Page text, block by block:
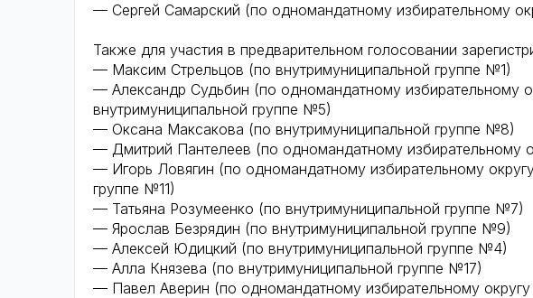
— Сергей Самарский (по одномандатному избирательному
Также для участия в предварительном голосовании
— Максим Стрельцов (по внутримуниципальной группе №1)
— Александр Судьбин (по одномандатному избирательному
внутримуниципальной группе №5)
— Оксана Максакова (по внутримуниципальной группе №8)
— Дмитрий Пантелеев (по одномандатному избирательному
— Игорь Ловягин (по одномандатному избирательному
группе №11)
— Татьяна Розумеенко (по внутримуниципальной группе №7)
— Ярослав Безрядин (по внутримуниципальной группе №9)
— Алексей Юдицкий (по внутримуниципальной группе №4)
— Алла Князева (по внутримуниципальной группе №17)
— Павел Аверин (по одномандатному избирательному